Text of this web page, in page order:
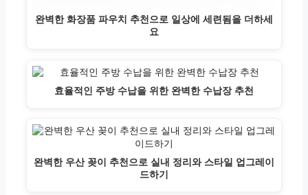
완벽한 화장품 파우치 추천으로 일상에 세련됨을 더하세
요
효율적인 주방 수납을 위한 완벽한 수납장 추천
완벽한 우산 꽂이 추천으로 실내 정리와 스타일 업그레이
드하기